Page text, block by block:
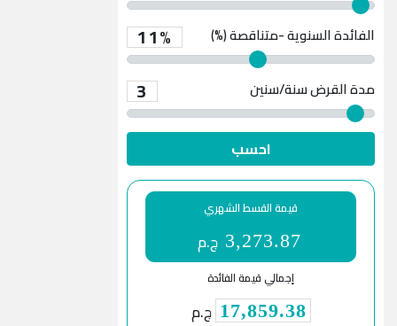
الفائدة السنوية -متناقصة (%) 11%
مدة القرض 3 سنة/سنين
احسب
قيمة القسط الشهري
3,273.87 ج.م
إجمالي قيمة الفائدة
17,859.38 ج.م